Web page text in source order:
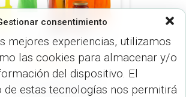
consentimiento
mejores experiencias, utilizamos
las cookies para almacenar y/o
del dispositivo. El
de estas tecnologías nos permitirá
BOLSOS (MALETINES Y
Bolsa Plegable Neón